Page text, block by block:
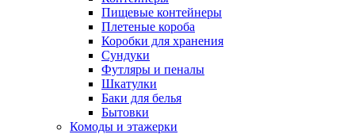
Пищевые контейнеры
Плетеные короба
Коробки для хранения
Сундуки
Футляры и пеналы
Шкатулки
Баки для белья
Бытовки
Комоды и этажерки